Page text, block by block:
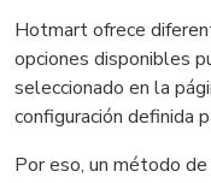
Hotmart ofrece
opciones disponibles
seleccionado en la
configuración definida
Por eso, un método